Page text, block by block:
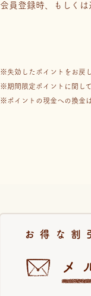
会員登録時、もしく
失効したポイントをお戻
期間限定ポイントに関し
ポイントの現金への換金
お得な割
メ